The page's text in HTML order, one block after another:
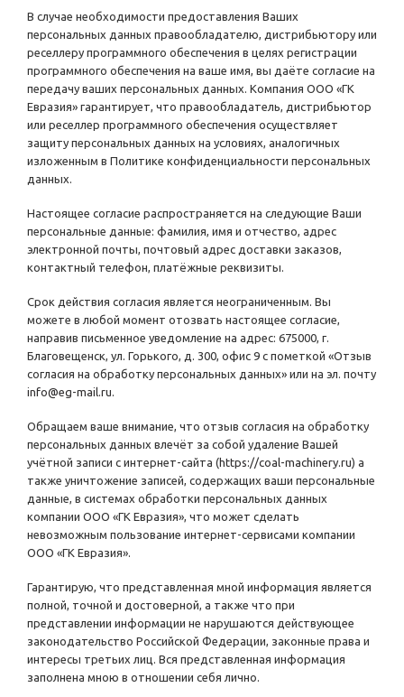
В случае необходимости предоставления Ваших
персональных данных правообладателю, дистрибьютору или
реселлеру программного обеспечения в целях регистрации
программного обеспечения на ваше имя, вы даёте согласие на
передачу ваших персональных данных. Компания ООО «ГК
Евразия» гарантирует, что правообладатель, дистрибьютор
или реселлер программного обеспечения осуществляет
защиту персональных данных на условиях, аналогичных
изложенным в Политике конфиденциальности персональных
данных.
Настоящее согласие распространяется на следующие Ваши
персональные данные: фамилия, имя и отчество, адрес
электронной почты, почтовый адрес доставки заказов,
контактный телефон, платёжные реквизиты.
Срок действия согласия является неограниченным. Вы
можете в любой момент отозвать настоящее согласие,
направив письменное уведомление на адрес: 675000, г.
Благовещенск, ул. Горького, д. 300, офис 9 с пометкой «Отзыв
согласия на обработку персональных данных» или на эл. почту
info@eg-mail.ru.
Обращаем ваше внимание, что отзыв согласия на обработку
персональных данных влечёт за собой удаление Вашей
учётной записи с интернет-сайта (https://coal-machinery.ru) а
также уничтожение записей, содержащих ваши персональные
данные, в системах обработки персональных данных
компании ООО «ГК Евразия», что может сделать
невозможным пользование интернет-сервисами компании
ООО «ГК Евразия».
Гарантирую, что представленная мной информация является
полной, точной и достоверной, а также что при
представлении информации не нарушаются действующее
законодательство Российской Федерации, законные права и
интересы третьих лиц. Вся представленная информация
заполнена мною в отношении себя лично.